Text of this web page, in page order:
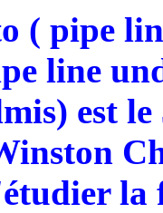
( pipe
line
est
la